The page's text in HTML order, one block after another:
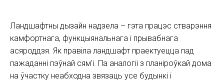
Ландшафтны дызайн надзела – гэта працэс стварэння
камфортнага, функцыянальнага і прывабнага
асяроддзя. Як правіла ландшафт праектуецца пад
пажаданні пэўнай сям’і. Па аналогіі з планіроўкай дома
на ўчастку неабходна звязаць усе будынкі і